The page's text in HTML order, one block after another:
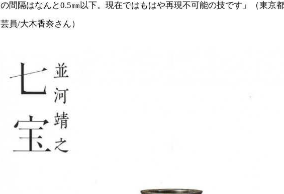
の間隔はなんと0.5㎜以下。現在ではもはや再現不可能の技です」（東京
芸員/大木香奈さん）